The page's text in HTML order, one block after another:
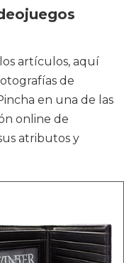
artículos, aquí
de
en una de las
online de
atributos y